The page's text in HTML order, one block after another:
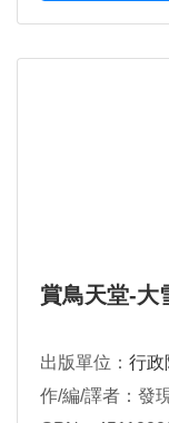
賞鳥天堂-大
出版單位： 行政
作/編/譯者：發